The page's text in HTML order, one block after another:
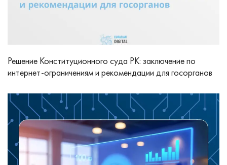
Решение Конституционного суда РК: заключение по
интернет-ограничениям и рекомендации для госорганов